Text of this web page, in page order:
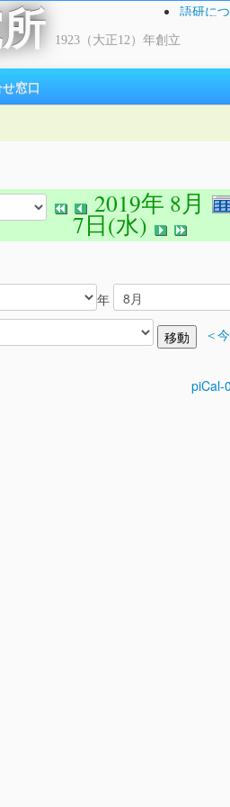
1923（大正12）年創立
語研に
窓口
2019年 8月
7日(水)
年
＜
piCal-